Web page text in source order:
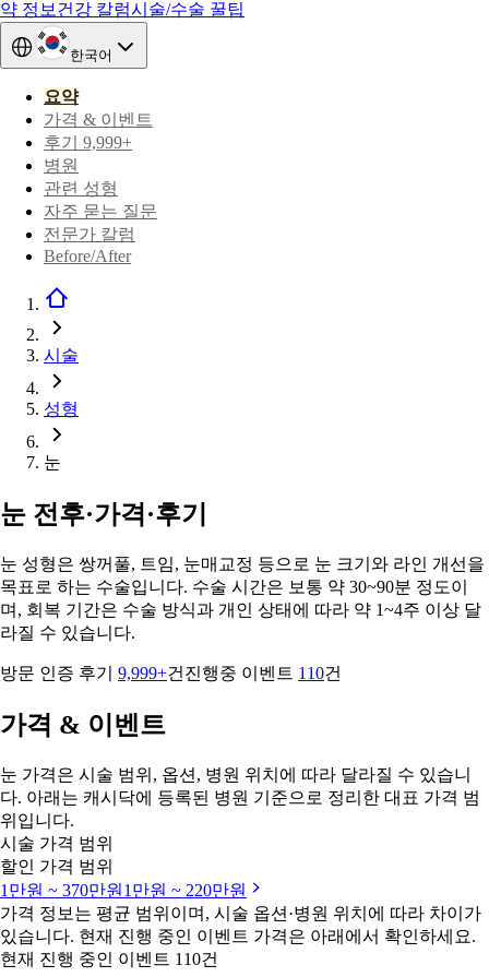
약 정보 건강 칼럼시술/수술 꿀팁
한국어
요약
가격 & 이벤트
후기 9,999+
병원
관련 성형
자주 묻는 질문
전문가 칼럼
Before/After
시술
성형
눈
눈 전후·가격·후기
눈 성형은 쌍꺼풀, 트임, 눈매교정 등으로 눈 크기와 라인 개선을
목표로 하는 수술입니다. 수술 시간은 보통 약 30~90분 정도이
며, 회복 기간은 수술 방식과 개인 상태에 따라 약 1~4주 이상 달
라질 수 있습니다.
방문 인증 후기 9,999+건 진행중 이벤트 110건
가격 & 이벤트
눈 가격은 시술 범위, 옵션, 병원 위치에 따라 달라질 수 있습니
다. 아래는 캐시닥에 등록된 병원 기준으로 정리한 대표 가격 범
위입니다.
시술 가격 범위
할인 가격 범위
1만원 ~ 370만원 1만원 ~ 220만원
가격 정보는 평균 범위이며, 시술 옵션·병원 위치에 따라 차이가
있습니다. 현재 진행 중인 이벤트 가격은 아래에서 확인하세요.
현재 진행 중인 이벤트 110건